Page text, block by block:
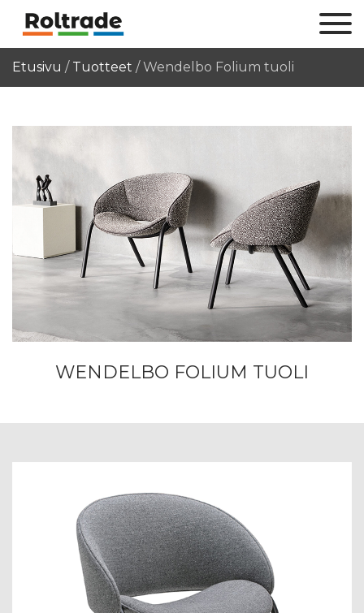
Etusivu / Tuotteet /Wendelbo Folium tuoli
WENDELBO FOLIUM TUOLI